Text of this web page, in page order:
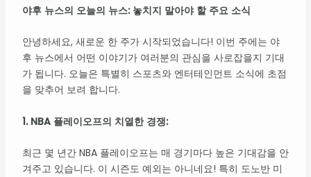
야후 뉴스의 오늘의 뉴스: 놓치지 말아야 할 주요 소식
안녕하세요, 새로운 한 주가 시작되었습니다! 이번 주에는 야
후 뉴스에서 어떤 이야기가 여러분의 관심을 사로잡을지 기대
가 됩니다. 오늘은 특별히 스포츠와 엔터테인먼트 소식에 초점
을 맞추어 보려 합니다.
1. NBA 플레이오프의 치열한 경쟁:
최근 몇 년간 NBA 플레이오프는 매 경기마다 높은 기대감을 안
겨주고 있습니다. 이 시즌도 예외는 아니네요! 특히 도노반 미